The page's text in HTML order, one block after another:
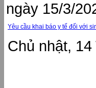
ngày 15/3/
Yêu cầu khai báo y tế đối với
Chủ nhật,